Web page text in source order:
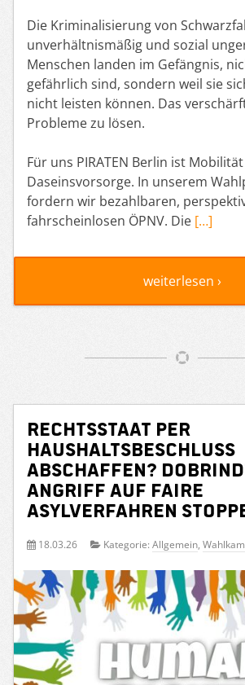
Die Kriminalisierung von
unverhältnismäßig und sozial
Menschen landen im Gefängnis,
gefährlich sind, sondern weil sie
nicht leisten können. Das
Probleme zu lösen.
Für uns PIRATEN Berlin ist
Daseinsvorsorge. In unserem
fordern wir bezahlbaren,
fahrscheinlosen ÖPNV. Die […]
weiterlesen ›
Rechtsstaat per
Haushaltsbeschluss
abschaffen?
Angriff auf faire
Asylverfahren
18.03.26 Kategorie: Allgemein,